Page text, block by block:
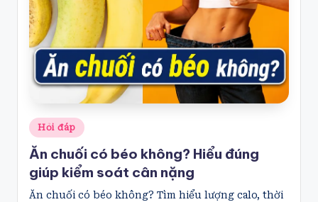
Posted
in
Hỏi đáp
Ăn chuối có béo không? Hiểu đúng
giúp kiểm soát cân nặng
Ăn chuối có béo không? Tìm hiểu lượng calo, thời